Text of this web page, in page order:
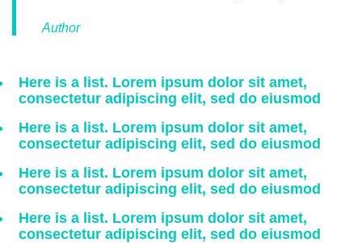
Author
Here is a list. Lorem ipsum dolor sit amet,
consectetur adipiscing elit, sed do eiusmod
Here is a list. Lorem ipsum dolor sit amet,
consectetur adipiscing elit, sed do eiusmod
Here is a list. Lorem ipsum dolor sit amet,
consectetur adipiscing elit, sed do eiusmod
Here is a list. Lorem ipsum dolor sit amet,
consectetur adipiscing elit, sed do eiusmod